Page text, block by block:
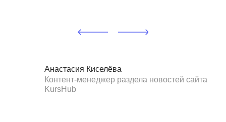
Анастасия Киселёва
Контент-менеджер раздела новостей сайта
KursHub